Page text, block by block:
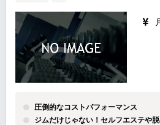
圧倒的なコストパフォーマンス
ジムだけじゃない！セルフエステや